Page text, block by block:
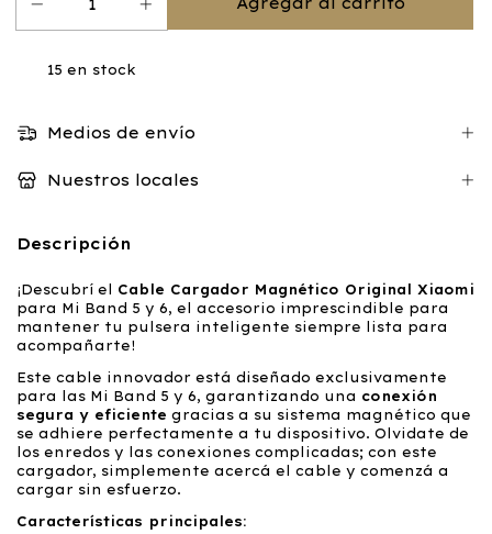
15 en stock
Medios de envío
Nuestros locales
Descripción
¡Descubrí el Cable Cargador Magnético Original Xiaomi
para Mi Band 5 y 6, el accesorio imprescindible para
mantener tu pulsera inteligente siempre lista para
acompañarte!
Este cable innovador está diseñado exclusivamente
para las Mi Band 5 y 6, garantizando una conexión
segura y eficiente gracias a su sistema magnético que
se adhiere perfectamente a tu dispositivo. Olvidate de
los enredos y las conexiones complicadas; con este
cargador, simplemente acercá el cable y comenzá a
cargar sin esfuerzo.
Características principales: